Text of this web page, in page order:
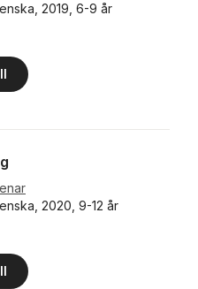
2019, 6-9 år
Totalt antal röster:
2020, 9-12 år
Totalt antal röster: